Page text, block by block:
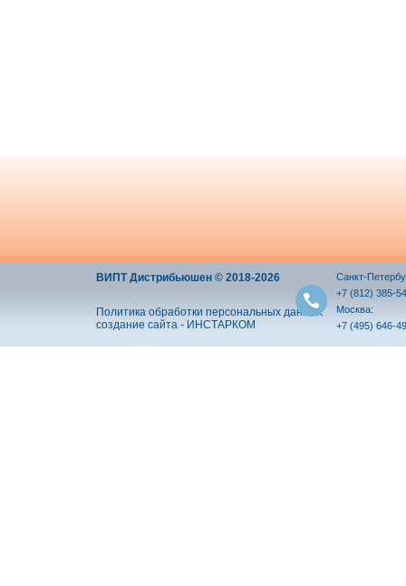
ВИПТ Дистрибьюшен © 2018-2026
Политика обработки персональных данных
создание сайта - ИНСТАРКОМ
Санкт-
+7 (812) 385-
Москва:
+7 (495) 646-